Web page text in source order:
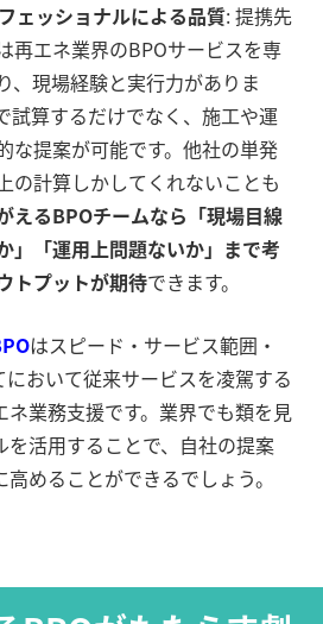
ェッショナルによる品質: 提携先
再エネ業界のBPOサービスを専
、現場経験と実行力がありま
試算するだけでなく、施工や運
な提案が可能です。他社の単発
の計算しかしてくれないことも
えるBPOチームなら「現場目線
」「運用上問題ないか」まで考
トプットが期待できます。
はスピード・サービス範囲・
おいて従来サービスを凌駕する
ネ業務支援です。業界でも類を見
を活用することで、自社の提案
めることができるでしょう。